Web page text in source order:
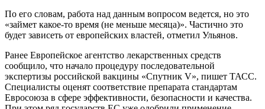
По его словам, работа над данным вопросом ведется, но это
«займет какое-то время (не меньше месяца)». Частично это
будет зависеть от европейских властей, отметил Ульянов.
Ранее Европейское агентство лекарственных средств
сообщило, что начало процедуру последовательной
экспертизы российской вакцины «Спутник V», пишет ТАСС.
Специалисты оценят соответствие препарата стандартам
Евросоюза в сфере эффективности, безопасности и качества.